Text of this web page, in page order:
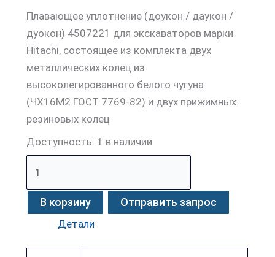
Плавающее уплотнение (доукон / даукон /
дуокон) 4507221 для экскаваторов марки
Hitachi, состоящее из комплекта двух
металлических колец из
высоколегированного белого чугуна
(ЧХ16М2 ГОСТ 7769-82) и двух прижимных
резиновых колец
Доступность: 1 в наличии
В корзину Отправить запрос
Детали